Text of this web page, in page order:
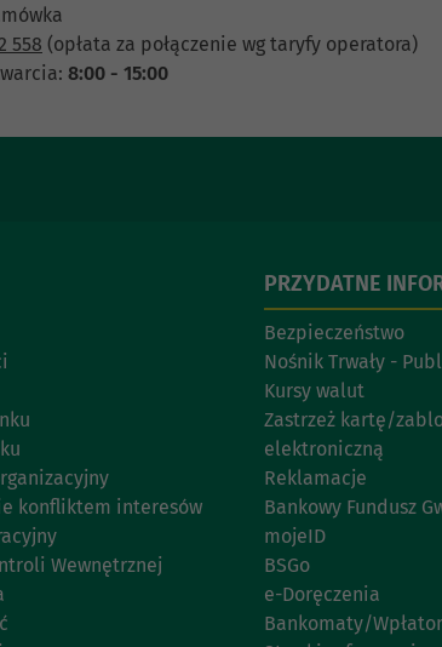
558 (opłata za połączenie wg taryfy operatora)
8:00 - 15:00
konfliktem interesów
Wewnętrznej
PRZYDATNE
Bezpieczeństwo
Nośnik Trwały -
Kursy walut
Zastrzeż kartę/
elektroniczną
Reklamacje
Bankowy Fundusz
mojeID
BSGo
e-Doręczenia
Bankomaty/